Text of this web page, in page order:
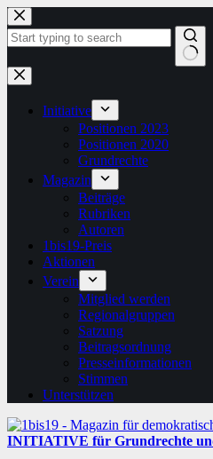
Zum
Inhalt
springen
Keine
Ergebnisse
Initiative
Positionen 2023
Positionen 2020
Grundrechte
Magazin
Beiträge
Rubriken
Autoren
1bis19-Preis
Aktionen
Verein
Mitglied werden
Regionalgruppen
Satzung
Beitragsordnung
Presseinformationen
Stimmen
Unterstützen
INITIATIVE für Grundrechte